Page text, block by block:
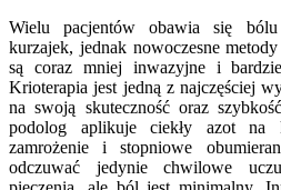
Wielu pacjentów obawia się
kurzajek, jednak nowoczesne
są coraz mniej inwazyjne i
Krioterapia jest jedną z najczęściej
na swoją skuteczność oraz
podolog aplikuje ciekły azot na
zamrożenie i stopniowe
odczuwać jedynie chwilowe